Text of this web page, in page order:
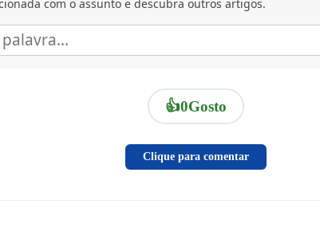
com o assunto e descubra outros artigos.
👍0Gosto
Clique para comentar